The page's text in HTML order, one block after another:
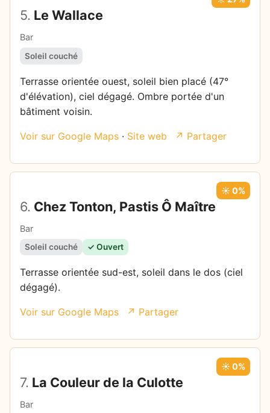
5. Le Wallace
Bar
Soleil couché
Terrasse orientée ouest, soleil bien placé (47°
d'élévation), ciel dégagé. Ombre portée d'un
bâtiment voisin.
Voir sur Google Maps · Site web ↗ Partager
6. Chez Tonton, Pastis Ô Maître
Bar
☀️ 0%
Soleil couché ✓ Ouvert
Terrasse orientée sud-est, soleil dans le dos (ciel
dégagé).
Voir sur Google Maps ↗ Partager
7. La Couleur de la Culotte
Bar
☀️ 0%